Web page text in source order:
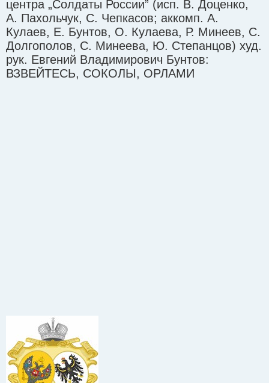
центра „Солдаты России” (исп. В. Доценко,
А. Пахольчук, С. Чепкасов; аккомп. А.
Кулаев, Е. Бунтов, О. Кулаева, Р. Минеев, С.
Долгополов, С. Минеева, Ю. Степанцов) худ.
рук. Евгений Владимирович Бунтов:
ВЗВЕЙТЕСЬ, СОКОЛЫ, ОРЛАМИ